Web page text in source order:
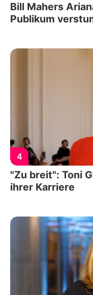
Bill Mahers
Publikum
4
"Zu breit": Toni
ihrer Karriere